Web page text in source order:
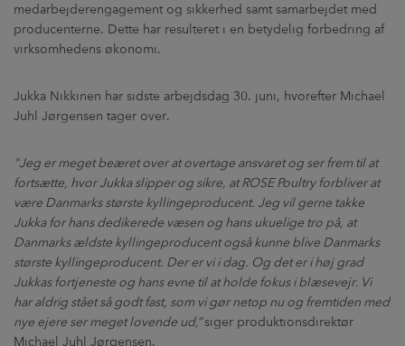
medarbejderengagement og sikkerhed samt samarbejdet med
producenterne. Dette har resulteret i en betydelig forbedring af
virksomhedens økonomi.
Jukka Nikkinen har sidste arbejdsdag 30. juni, hvorefter Michael
Juhl Jørgensen tager over.
"Jeg er meget beæret over at overtage ansvaret og ser frem til at
fortsætte, hvor Jukka slipper og sikre, at ROSE Poultry forbliver at
være Danmarks største kyllingeproducent. Jeg vil gerne takke
Jukka for hans dedikerede væsen og hans ukuelige tro på, at
Danmarks ældste kyllingeproducent også kunne blive Danmarks
største kyllingeproducent. Der er vi i dag. Og det er i høj grad
Jukkas fortjeneste og hans evne til at holde fokus i blæsevejr. Vi
har aldrig stået så godt fast, som vi gør netop nu og fremtiden med
nye ejere ser meget lovende ud,”siger produktionsdirektør
Michael Juhl Jørgensen.